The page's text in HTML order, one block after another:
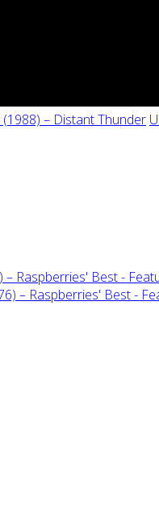
(1988) ‎– Distant Thunder
Raspberries' Best -